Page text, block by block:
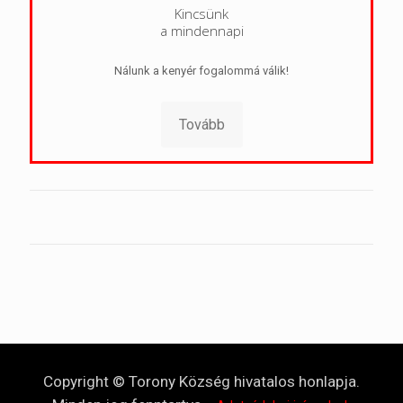
Kincsünk
a mindennapi
Nálunk a kenyér fogalommá válik!
Tovább
Copyright © Torony Község hivatalos honlapja.